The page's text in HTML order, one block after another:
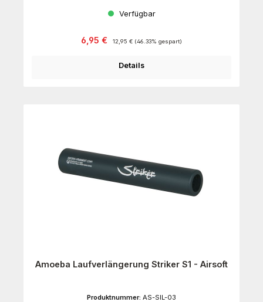
Verfügbar
Verkaufspreis:
6,95 € 12,95 € (46.33% gespart)
Details
Amoeba Laufverlängerung Striker S1 - Airsoft
Produktnummer: AS-SIL-03